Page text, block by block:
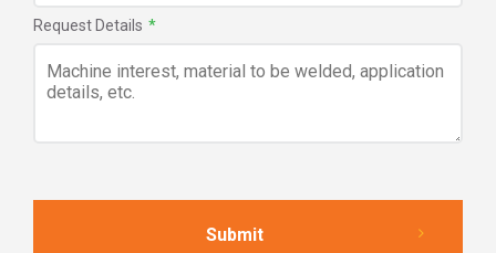
Request Details *